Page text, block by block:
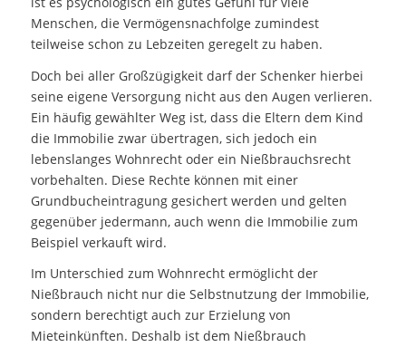
Menschen, die Vermögensnachfolge zumindest
teilweise schon zu Lebzeiten geregelt zu haben.
Doch bei aller Großzügigkeit darf der Schenker hierbei
seine eigene Versorgung nicht aus den Augen verlieren.
Ein häufig gewählter Weg ist, dass die Eltern dem Kind
die Immobilie zwar übertragen, sich jedoch ein
lebenslanges Wohnrecht oder ein Nießbrauchsrecht
vorbehalten. Diese Rechte können mit einer
Grundbucheintragung gesichert werden und gelten
gegenüber jedermann, auch wenn die Immobilie zum
Beispiel verkauft wird.
Im Unterschied zum Wohnrecht ermöglicht der
Nießbrauch nicht nur die Selbstnutzung der Immobilie,
sondern berechtigt auch zur Erzielung von
Mieteinkünften. Deshalb ist dem Nießbrauch